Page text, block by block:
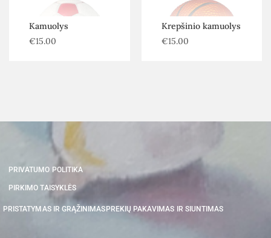
Kamuolys
€15.00
Krepšinio kamuolys
€15.00
PRIVATUMO POLITIKA
PIRKIMO TAISYKLĖS
PRISTATYMAS IR GRĄŽINIMASPREKIŲ PAKAVIMAS IR SIUNTIMAS